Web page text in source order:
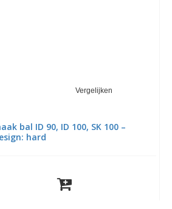
Vergelijken
bal ID 90, ID 100, SK 100 –
hard